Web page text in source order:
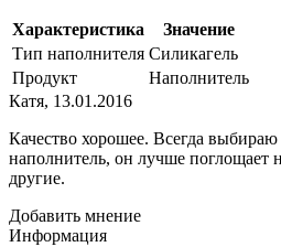
Характеристика
Значение
Тип наполнителя Силикагель
Продукт
Наполнитель
Катя, 13.01.2016
Качество хорошее. Всегда
наполнитель, он лучше поглощает
другие.
Добавить мнение
Информация